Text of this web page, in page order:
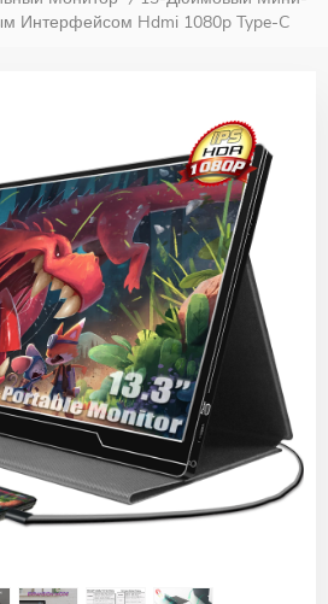
Интерфейсом Hdmi 1080p Type-C